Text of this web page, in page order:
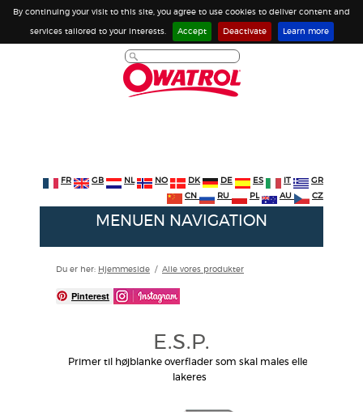
By continuing your visit to this site, you agree to use cookies to deliver content and
services tailored to your interests. Accept Deactivate Learn more
FR GB NL NO DK DE ES IT
GR
CN
RU PL AU CZ
MENUEN NAVIGATION
Du er her: Hjemmeside / Alle vores produkter
Pinterest
E.S.P.
Primer til højblanke overflader som skal males eller
lakeres